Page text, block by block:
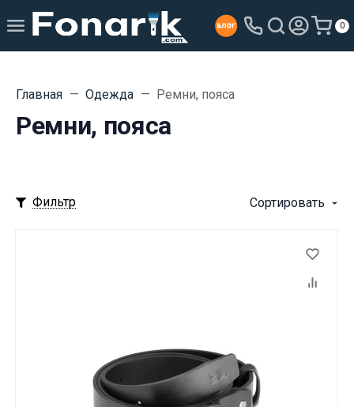
0
Главная Одежда Ремни, пояса
Ремни, пояса
Фильтр Сортировать